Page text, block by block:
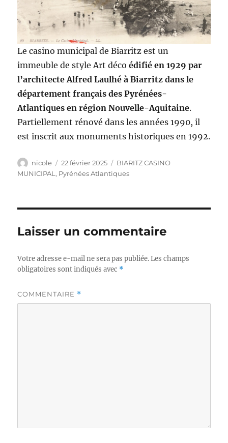
Le casino municipal de Biarritz est un
immeuble de style Art décoédifié en 1929 par
l’architecte Alfred Laulhé à Biarritz dans le
département français des Pyrénées-
Atlantiques en région Nouvelle-Aquitaine.
Partiellement rénové dans les années 1990, il
est inscrit aux monuments historiques en 1992.
Auteur
nicole
Publié
le
22 février 2025 Catégories
BIARITZ CASINO
MUNICIPAL, Pyrénées Atlantiques
Laisser un commentaire
Votre adresse e-mail ne sera pas publiée. Les champs
obligatoires sont indiqués avec *
COMMENTAIRE *